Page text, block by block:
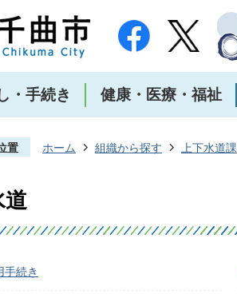
・手続き 健康・医療・福祉
置 ホーム 組織から探す 上下水道課
道
手続き